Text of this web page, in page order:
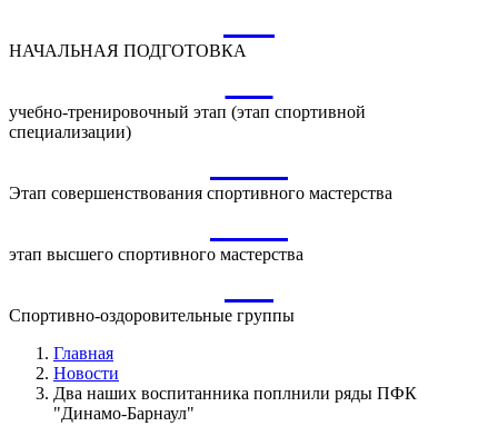
НАЧАЛЬНАЯ ПОДГОТОВКА
учебно-тренировочный этап (этап спортивной
специализации)
Этап совершенствования спортивного мастерства
этап высшего спортивного мастерства
Спортивно-оздоровительные группы
Главная
Новости
Два наших воспитанника поплнили ряды ПФК
"Динамо-Барнаул"